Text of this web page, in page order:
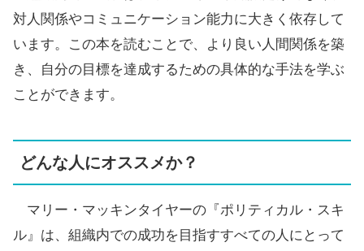
対人関係やコミュニケーション能力に大きく依存して
います。この本を読むことで、より良い人間関係を築
き、自分の目標を達成するための具体的な手法を学ぶ
ことができます。
どんな人にオススメか？
マリー・マッキンタイヤーの『ポリティカル・スキ
ル』は、組織内での成功を目指すすべての人にとって